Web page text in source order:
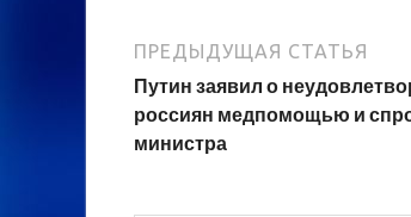
ПРЕДЫДУЩАЯ СТАТЬЯ
Путин заявил о
россиян медпомощью и
министра